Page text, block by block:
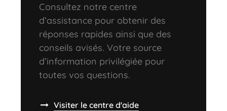
Consultez notre centre
d’assistance pour obtenir des
réponses rapides ainsi que des
conseils avisés. Votre source
d’information privilégiée pour
toutes vos questions.
Visiter le centre d'aide